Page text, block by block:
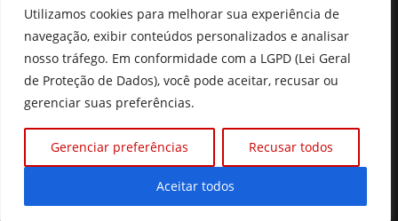
Utilizamos cookies para melhorar sua experiência de
navegação, exibir conteúdos personalizados e analisar
nosso tráfego. Em conformidade com a LGPD (Lei Geral
de Proteção de Dados), você pode aceitar, recusar ou
gerenciar suas preferências.
Gerenciar preferências Recusar todos
Aceitar todos
Agosto Lilás em Goiânia terá palestras, blitzes e ações
contra a violência à mulher
Poliana Rocha elogia Zé Felipe e Neymar como pais
Prefeitura de Goiânia discute mudanças nas regras de